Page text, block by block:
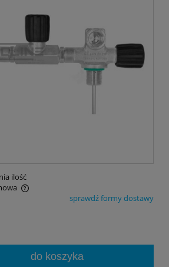
ilość
kosztów płatności
sprawdź formy dostawy
do koszyka